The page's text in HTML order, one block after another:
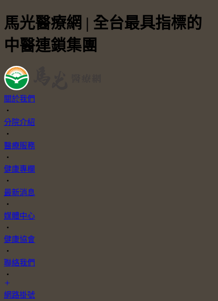
馬光醫療網 | 全台最具指標的
中醫連鎖集團
關於我們
・
分院介紹
・
醫療服務
・
健康專欄
・
最新消息
・
媒體中心
・
健康協會
・
聯絡我們
・
網路掛號